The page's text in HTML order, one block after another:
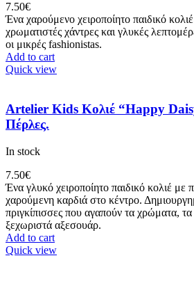
7.50€
Ένα χαρούμενο χειροποίητο παιδικό
χρωματιστές χάντρες και γλυκές
οι μικρές fashionistas.
Add to cart
Quick view
Artelier Kids Κολιέ “Happy
Πέρλες.
In stock
7.50€
Ένα γλυκό χειροποίητο παιδικό κολιέ με
χαρούμενη καρδιά στο κέντρο.
πριγκίπισσες που αγαπούν τα χρώματα,
ξεχωριστά αξεσουάρ.
Add to cart
Quick view